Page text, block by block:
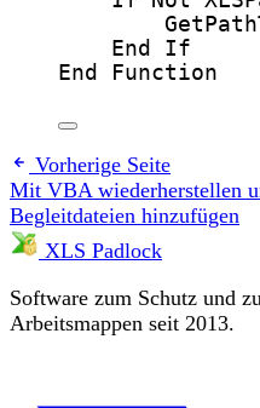
End If
End Function
Vorherige Seite
Mit VBA wiederherstellen
Begleitdateien hinzufügen
XLS Padlock
Software zum Schutz und
Arbeitsmappen seit 2013.